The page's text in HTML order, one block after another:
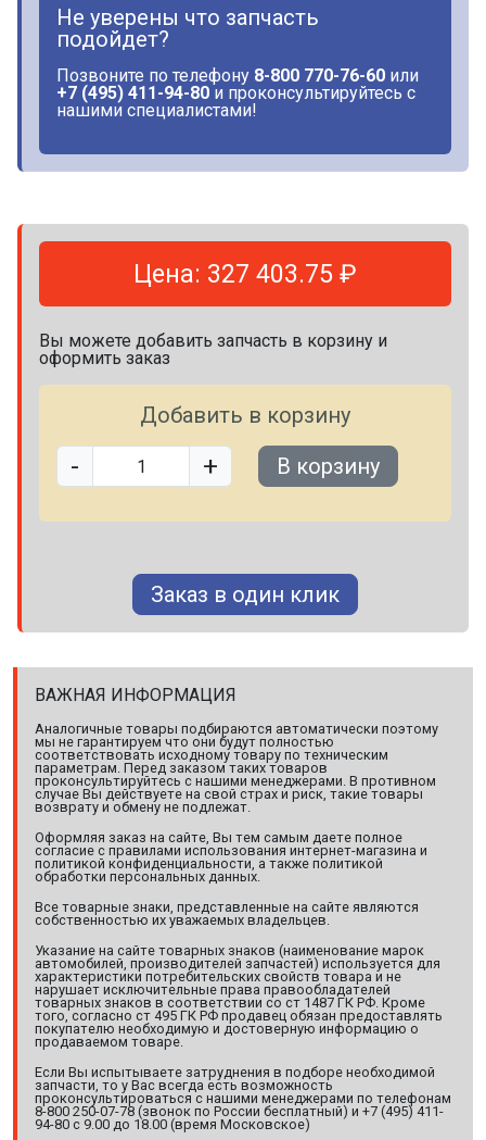
Не уверены что запчасть
подойдет?
Позвоните по телефону 8-800 770-76-60 или
+7 (495) 411-94-80 и проконсультируйтесь с
нашими специалистами!
Цена: 327 403.75 ₽
Вы можете добавить запчасть в корзину и
оформить заказ
Добавить в корзину
- + В корзину
Заказ в один клик
ВАЖНАЯ ИНФОРМАЦИЯ
Аналогичные товары подбираются автоматически поэтому
мы не гарантируем что они будут полностью
соответствовать исходному товару по техническим
параметрам. Перед заказом таких товаров
проконсультируйтесь с нашими менеджерами. В противном
случае Вы действуете на свой страх и риск, такие товары
возврату и обмену не подлежат.
Оформляя заказ на сайте, Вы тем самым даете полное
согласие с правилами использования интернет-магазина и
политикой конфиденциальности, а также политикой
обработки персональных данных.
Все товарные знаки, представленные на сайте являются
собственностью их уважаемых владельцев.
Указание на сайте товарных знаков (наименование марок
автомобилей, производителей запчастей) используется для
характеристики потребительских свойств товара и не
нарушает исключительные права правообладателей
товарных знаков в соответствии со ст 1487 ГК РФ. Кроме
того, согласно ст 495 ГК РФ продавец обязан предоставлять
покупателю необходимую и достоверную информацию о
продаваемом товаре.
Если Вы испытываете затруднения в подборе необходимой
запчасти, то у Вас всегда есть возможность
проконсультироваться с нашими менеджерами по телефонам
8-800 250-07-78 (звонок по России бесплатный) и +7 (495) 411-
94-80 с 9.00 до 18.00 (время Московское)